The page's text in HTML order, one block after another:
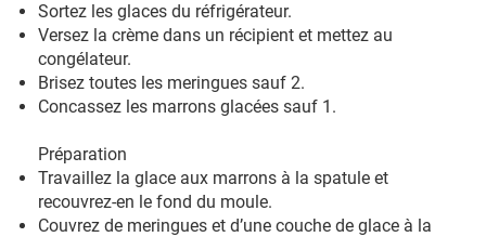
Sortez les glaces du réfrigérateur.
Versez la crème dans un récipient et mettez au
congélateur.
Brisez toutes les meringues sauf 2.
Concassez les marrons glacées sauf 1.
Préparation
Travaillez la glace aux marrons à la spatule et
recouvrez-en le fond du moule.
Couvrez de meringues et d’une couche de glace à la